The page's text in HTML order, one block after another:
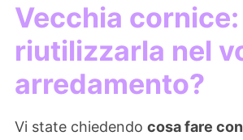
Vecchia
riutilizzarla nel
arredamento?
Vi state chiedendo cosa fare